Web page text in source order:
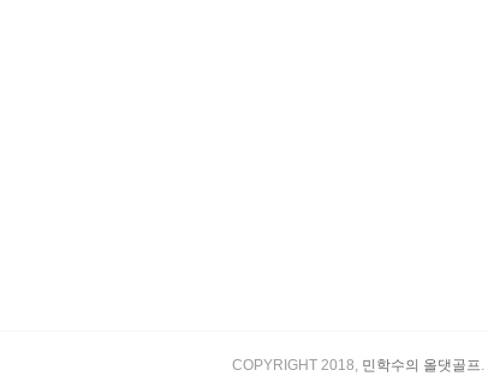
COPYRIGHT 2018, 민학수의 올댓골프